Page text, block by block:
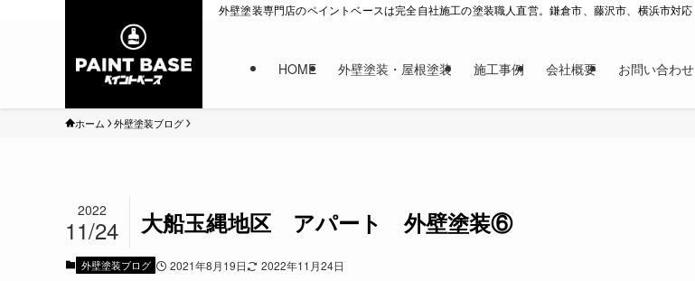
外壁塗装専門店のペイントベースは完全自社施工の塗装職人直営。鎌倉市、藤沢市、横浜市対応
HOME 外壁塗装・屋根塗装 施工事例 会社概要 お問い合わせ
ホーム 外壁塗装ブログ
大船玉縄地区 アパート 外壁塗装⑥
2022
11/24
外壁塗装ブログ 2021年8月19日 2022年11月24日